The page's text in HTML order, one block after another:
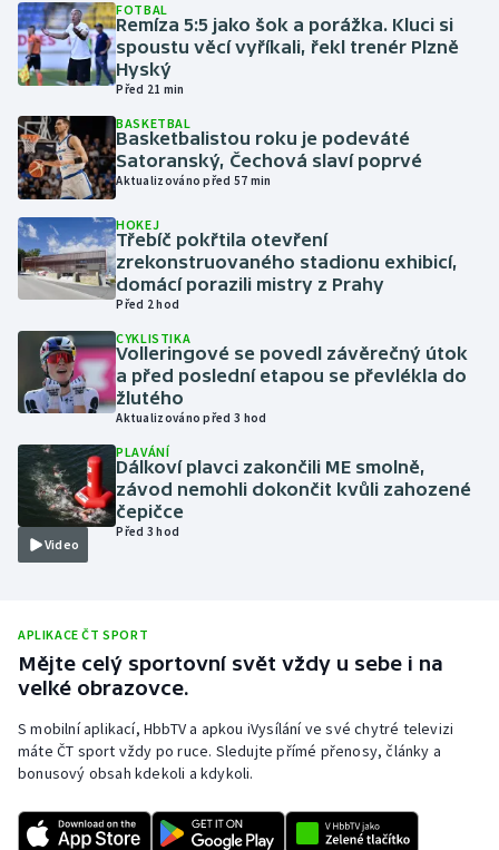
Jezdectví
Judo
Krasobruslení
Lezení
Lyže a snowboard
Moderní pětiboj
Motorsport
Olympijské hry
Parasport
Plavání
Plážový volejbal
Rychlobruslení
Rychlostní kanoistika
Short track
Sportovní střelba
FOTBAL
Remíza 5:5 jako šok a porážka. Kluci si
spoustu věcí vyříkali, řekl trenér Plzně
Hyský
Před 21 min
BASKETBAL
Basketbalistou roku je podeváté
Satoranský, Čechová slaví poprvé
Aktualizováno před 57 min
HOKEJ
Třebíč pokřtila otevření
zrekonstruovaného stadionu exhibicí,
domácí porazili mistry z Prahy
Před 2 hod
CYKLISTIKA
Volleringové se povedl závěrečný útok
a před poslední etapou se převlékla do
žlutého
Aktualizováno před 3 hod
Video
PLAVÁNÍ
Dálkoví plavci zakončili ME smolně,
závod nemohli dokončit kvůli zahozené
čepičce
Před 3 hod
APLIKACE ČT SPORT
Mějte celý sportovní svět vždy u sebe i na
velké obrazovce.
S mobilní aplikací, HbbTV a apkou iVysílání ve své chytré televizi
máte ČT sport vždy po ruce. Sledujte přímé přenosy, články a
bonusový obsah kdekoli a kdykoli.